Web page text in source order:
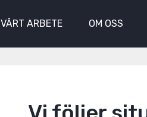
VÅRT ARBETE OM OSS